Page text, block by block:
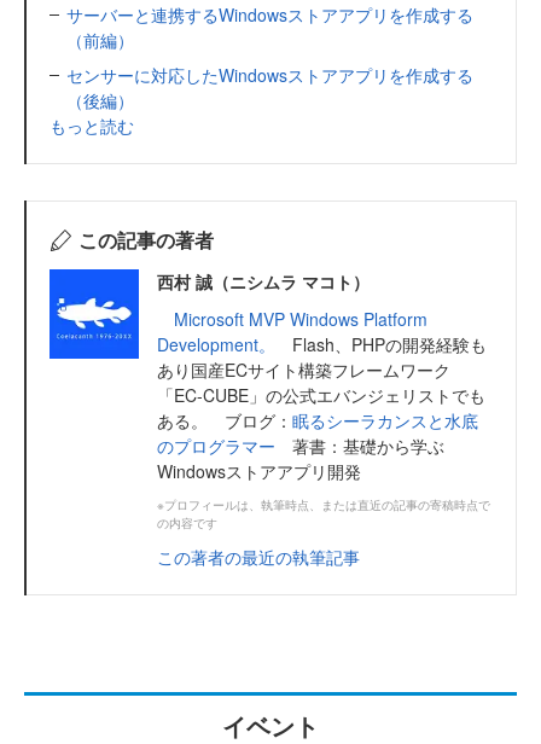
サーバーと連携するWindowsストアアプリを作成する
（前編）
センサーに対応したWindowsストアアプリを作成する
（後編）
もっと読む
この記事の著者
西村 誠（ニシムラ マコト）
Microsoft MVP Windows Platform
Development。
Flash、PHPの開発経験も
あり国産ECサイト構築フレームワーク
「EC-CUBE」の公式エバンジェリストでも
ある。 ブログ： 眠るシーラカンスと水底
のプログラマー 著書：基礎から学ぶ
Windowsストアアプリ開発
※プロフィールは、執筆時点、または直近の記事の寄稿時点で
の内容です
この著者の最近の執筆記事
イベント